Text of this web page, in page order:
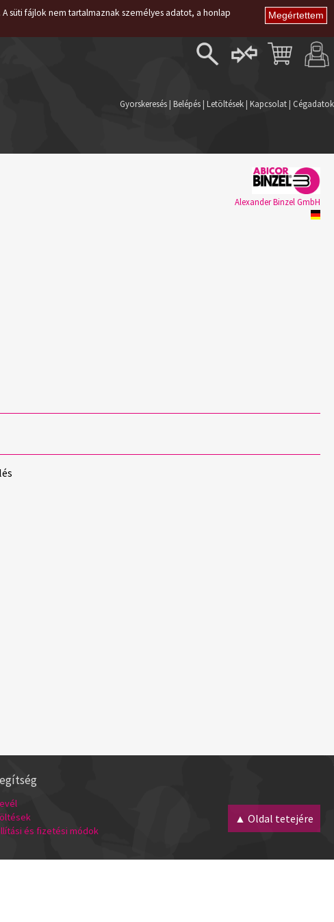
▲ Oldal tetejére
süti fájlok nem tartalmaznak személyes adatot, a honlap
Regisztráció
Gyorskeresés | Belépés | Letöltések | Kapcsolat | Cégadatok
Alexander Binzel GmbH
és fizetési módok